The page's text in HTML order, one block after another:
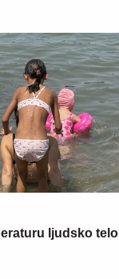
ljudsko telo